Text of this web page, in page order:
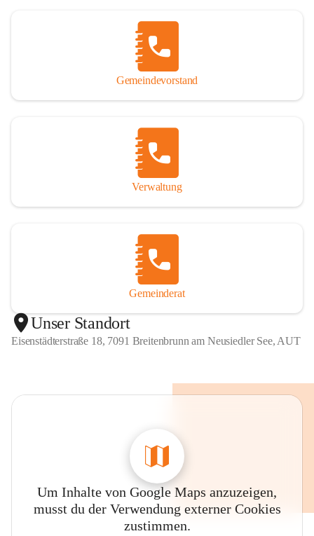
Gemeindevorstand
Verwaltung
Gemeinderat
Unser Standort
Eisenstädterstraße 18, 7091 Breitenbrunn am Neusiedler See, AUT
Um Inhalte von Google Maps anzuzeigen,
musst du der Verwendung externer Cookies
zustimmen.